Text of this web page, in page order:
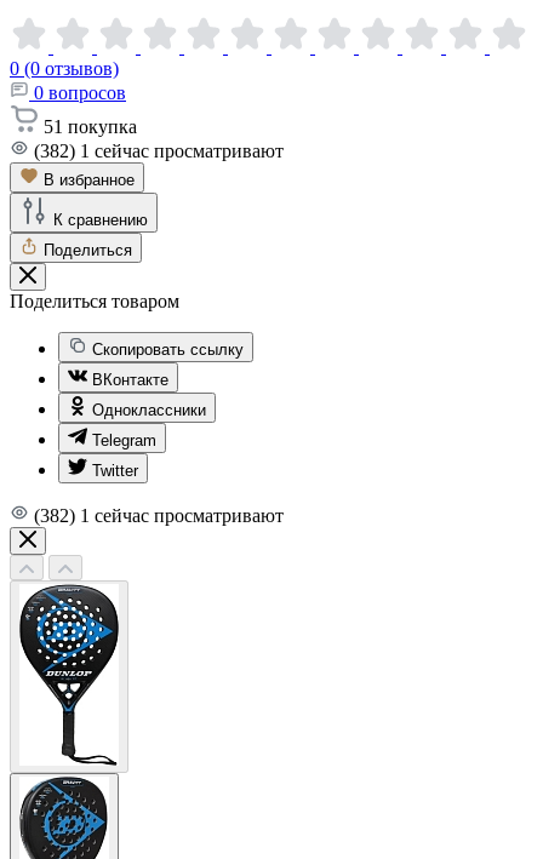
0 (0 отзывов)
0 вопросов
51 покупка
(382) 1 сейчас просматривают
В избранное
К сравнению
Поделиться
Поделиться товаром
Скопировать ссылку
ВКонтакте
Одноклассники
Telegram
Twitter
(382) 1 сейчас просматривают